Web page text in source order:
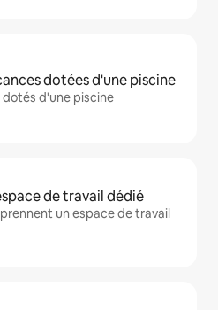
dotées d'une piscine
d'une piscine
de travail dédié
un espace de travail